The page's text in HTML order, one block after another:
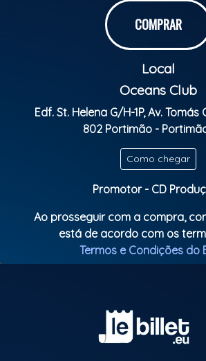
COMPRAR
Local
Oceans Club
Edf. St. Helena G/H-1P, Av.
802 Portimão -
Como chegar
Promotor - CD
Ao prosseguir com a compra,
está de acordo com os
Termos e Condições do